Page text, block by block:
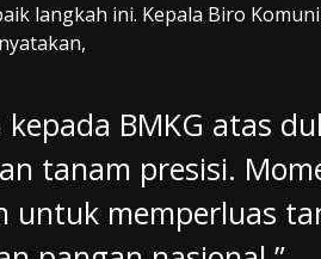
langkah ini. Kepala Biro
BMKG atas
tanam presisi.
untuk memperluas